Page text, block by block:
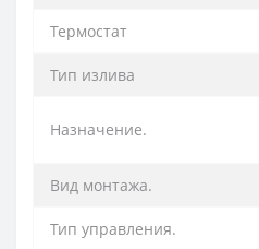
Термостат
Тип излива
Назначение.
Вид монтажа.
Тип управления.